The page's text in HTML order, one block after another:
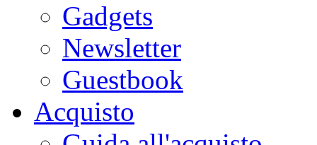
Gadgets
Newsletter
Guestbook
Acquisto